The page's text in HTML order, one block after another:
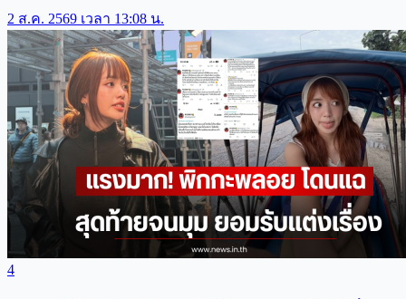
2 ส.ค. 2569 เวลา 13:08 น.
4